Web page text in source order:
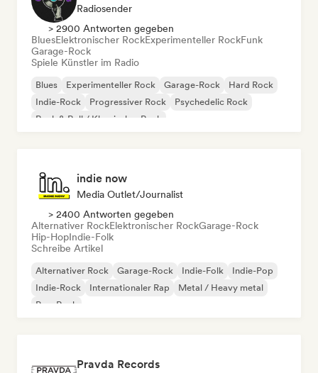
Radiosender
> 2900 Antworten gegeben
BluesElektronischer RockExperimenteller RockFunk
Garage-Rock
Spiele Künstler im Radio
Blues Experimenteller Rock Garage-Rock
Hard Rock
Indie-Rock
Progressiver Rock
Psychedelic Rock
Rock & Roll / Klassischer Rock
indie now
Media Outlet/Journalist
> 2400 Antworten gegeben
Alternativer RockElektronischer RockGarage-Rock
Hip-HopIndie-Folk
Schreibe Artikel
Alternativer Rock Garage-Rock Indie-Folk
Indie-Pop
Indie-Rock
Internationaler Rap
Metal / Heavy metal
Pop-Rock
Pravda Records